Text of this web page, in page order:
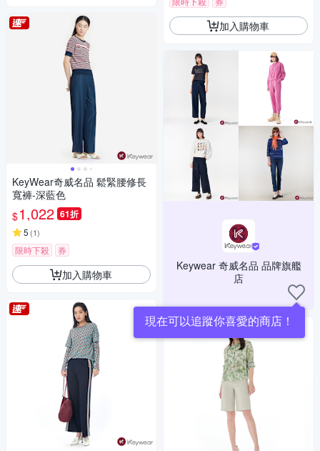
KeyWear奇威名品 鬆緊腰修長
寬褲-深藍色
$1,022 61折
5 (1)
限時下殺 券
加入購物車
加入購物車
Keywear 奇威名品 品牌旗艦
店
現在可以追蹤你喜愛的商店！